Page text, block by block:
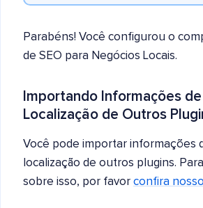
Parabéns! Você configurou o
de SEO para Negócios Locais.
Importando Informações de
Localização de Outros
Você pode importar informações
localização de outros plugins.
sobre isso, por favor confira